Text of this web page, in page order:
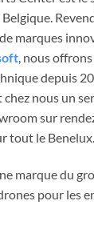
marques
, nous
depuis
nous un
sur
tout le Benelux.
marque du
pour les